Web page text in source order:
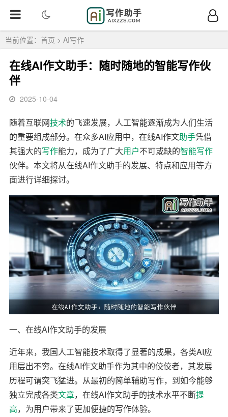
当前位置： 首页 > AI写作
在线AI作文助手：随时随地的智能写作伙
伴
2025-10-04
随着互联网技术的飞速发展，人工智能逐渐成为人们生活
的重要组成部分。在众多AI应用中，在线AI作文助手凭借
其强大的写作能力，成为了广大用户不可或缺的智能写作
伙伴。本文将从在线AI作文助手的发展、特点和应用等方
面进行详细探讨。
一、在线AI作文助手的发展
近年来，我国人工智能技术取得了显著的成果，各类AI应
用层出不穷。在线AI作文助手作为其中的佼佼者，其发展
历程可谓突飞猛进。从最初的简单辅助写作，到如今能够
独立完成各类文章，在线AI作文助手的技术水平不断提
高，为用户带来了更加便捷的写作体验。